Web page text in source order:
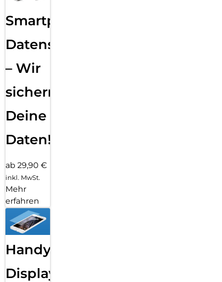
Smartphone
Datensicherung
– Wir
sichern
Deine
Daten!
ab 29,90 €
inkl. MwSt.
Mehr
erfahren
Handy
Displayfolie